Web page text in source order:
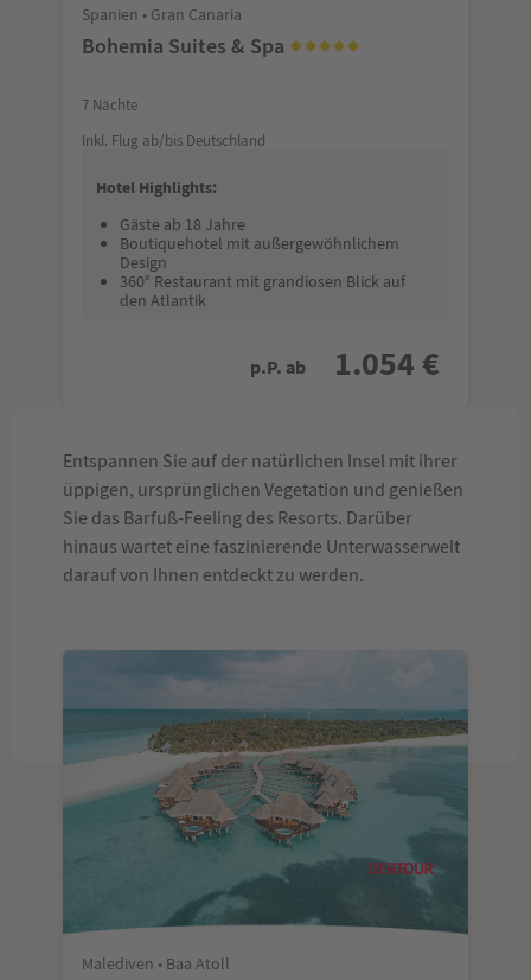
Spanien • Gran Canaria
Bohemia Suites & Spa
7 Nächte
Inkl. Flug ab/bis Deutschland
Hotel Highlights:
Gäste ab 18 Jahre
Boutiquehotel mit außergewöhnlichem
Design
360° Restaurant mit grandiosen Blick auf
den Atlantik
p.P. ab 1.054 €
Entspannen Sie auf der natürlichen Insel mit ihrer
üppigen, ursprünglichen Vegetation und genießen
Sie das Barfuß-Feeling des Resorts. Darüber
hinaus wartet eine faszinierende Unterwasserwelt
darauf von Ihnen entdeckt zu werden.
Malediven • Baa Atoll